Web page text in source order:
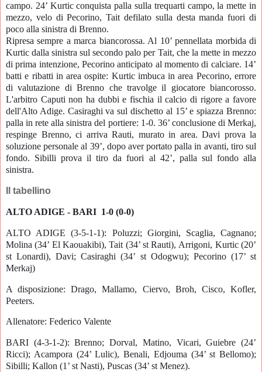
campo. 24’ Kurtic conquista palla sulla trequarti campo, la mette in
mezzo, velo di Pecorino, Tait defilato sulla desta manda fuori di
poco alla sinistra di Brenno.
Ripresa sempre a marca biancorossa. Al 10’ pennellata morbida di
Kurtic dalla sinistra sul secondo palo per Tait, che la mette in mezzo
di prima intenzione, Pecorino anticipato al momento di calciare. 14’
batti e ribatti in area ospite: Kurtic imbuca in area Pecorino, errore
di valutazione di Brenno che travolge il giocatore biancorosso.
L'arbitro Caputi non ha dubbi e fischia il calcio di rigore a favore
dell'Alto Adige. Casiraghi va sul dischetto al 15’ e spiazza Brenno:
palla in rete alla sinistra del portiere: 1-0. 36’ conclusione di Merkaj,
respinge Brenno, ci arriva Rauti, murato in area. Davi prova la
soluzione personale al 39’, dopo aver portato palla in avanti, tiro sul
fondo. Sibilli prova il tiro da fuori al 42’, palla sul fondo alla
sinistra.
Il tabellino
ALTO ADIGE - BARI 1-0 (0-0)
ALTO ADIGE (3-5-1-1): Poluzzi; Giorgini, Scaglia, Cagnano;
Molina (34’ El Kaouakibi), Tait (34’ st Rauti), Arrigoni, Kurtic (20’
st Lonardi), Davi; Casiraghi (34’ st Odogwu); Pecorino (17’ st
Merkaj)
A disposizione: Drago, Mallamo, Ciervo, Broh, Cisco, Kofler,
Peeters.
Allenatore: Federico Valente
BARI (4-3-1-2): Brenno; Dorval, Matino, Vicari, Guiebre (24’
Ricci); Acampora (24’ Lulic), Benali, Edjouma (34’ st Bellomo);
Sibilli; Kallon (1’ st Nasti), Puscas (34’ st Menez).